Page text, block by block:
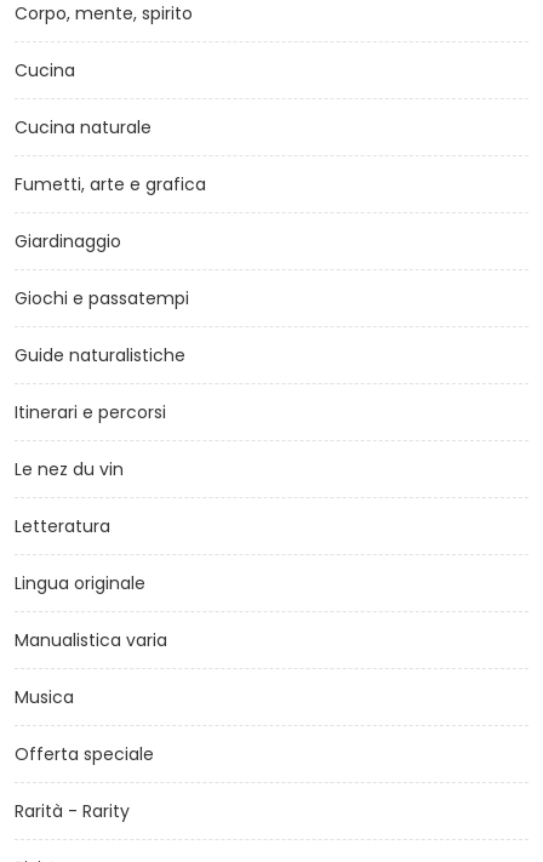
Corpo, mente, spirito
Cucina
Cucina naturale
Fumetti, arte e grafica
Giardinaggio
Giochi e passatempi
Guide naturalistiche
Itinerari e percorsi
Le nez du vin
Letteratura
Lingua originale
Manualistica varia
Musica
Offerta speciale
Rarità - Rarity